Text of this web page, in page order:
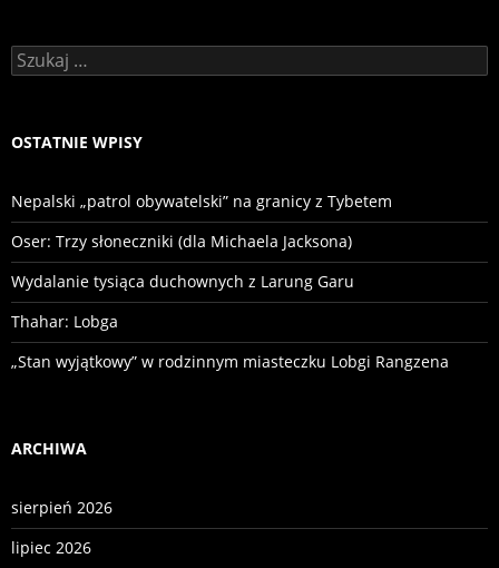
Szukaj:
OSTATNIE WPISY
Nepalski „patrol obywatelski” na granicy z Tybetem
Oser: Trzy słoneczniki (dla Michaela Jacksona)
Wydalanie tysiąca duchownych z Larung Garu
Thahar: Lobga
„Stan wyjątkowy” w rodzinnym miasteczku Lobgi Rangzena
ARCHIWA
sierpień 2026
lipiec 2026